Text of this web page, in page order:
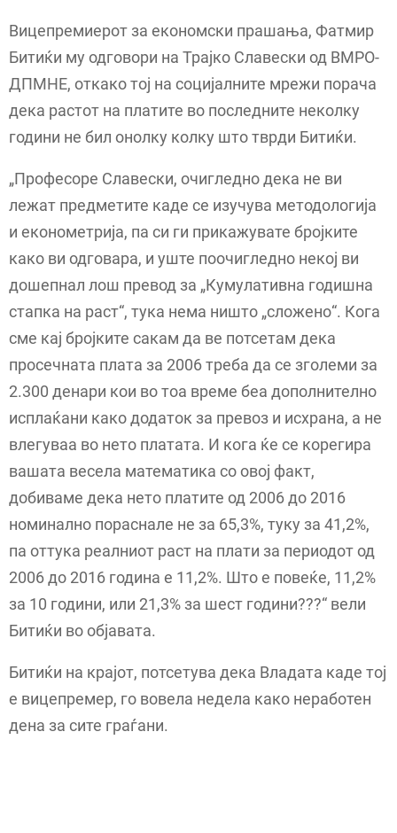
Вицепремиерот за економски прашања, Фатмир
Битиќи му одговори на Трајко Славески од ВМРО-
ДПМНЕ, откако тој на социјалните мрежи порача
дека растот на платите во последните неколку
години не бил онолку колку што тврди Битиќи.
„Професоре Славески, очигледно дека не ви
лежат предметите каде се изучува методологија
и економетрија, па си ги прикажувате бројките
како ви одговара, и уште поочигледно некој ви
дошепнал лош превод за „Кумулативна годишна
стапка на раст“, тука нема ништо „сложено“. Кога
сме кај бројките сакам да ве потсетам дека
просечната плата за 2006 треба да се зголеми за
2.300 денари кои во тоа време беа дополнително
исплаќани како додаток за превоз и исхрана, а не
влегуваа во нето платата. И кога ќе се корегира
вашата весела математика со овој факт,
добиваме дека нето платите од 2006 до 2016
номинално пораснале не за 65,3%, туку за 41,2%,
па оттука реалниот раст на плати за периодот од
2006 до 2016 година е 11,2%. Што е повеќе, 11,2%
за 10 години, или 21,3% за шест години???“ вели
Битиќи во објавата.
Битиќи на крајот, потсетува дека Владата каде тој
е вицепремер, го вовела недела како неработен
дена за сите граѓани.